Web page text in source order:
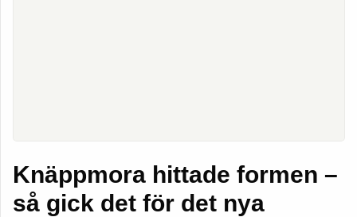
Knäppmora hittade formen –
så gick det för det nya